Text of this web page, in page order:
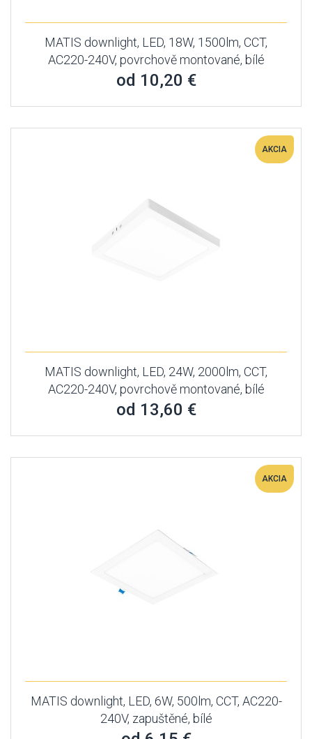
MATIS downlight, LED, 18W, 1500lm, CCT,
AC220-240V, povrchově montované, bílé
od 10,20 €
AKCIA
MATIS downlight, LED, 24W, 2000lm, CCT,
AC220-240V, povrchově montované, bílé
od 13,60 €
AKCIA
MATIS downlight, LED, 6W, 500lm, CCT, AC220-
240V, zapuštěné, bílé